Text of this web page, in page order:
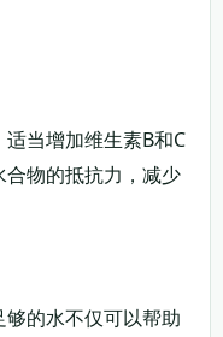
当增加维生素B和C
物的抵抗力，减少
的水不仅可以帮助